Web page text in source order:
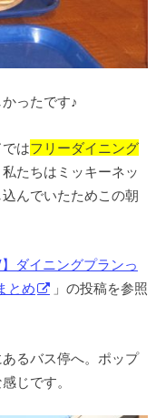
ったです♪
はフリーダイニング
たちはミッキーネッ
んでいたためこの朝
】ダイニングプランっ
とめ
」の投稿を参照
るバス停へ。ポップ
じです。